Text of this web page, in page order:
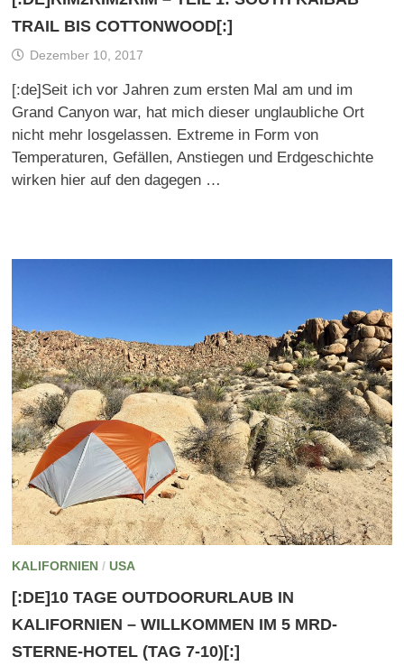
TRAIL BIS COTTONWOOD[:]
Dezember 10, 2017
[:de]Seit ich vor Jahren zum ersten Mal am und im
Grand Canyon war, hat mich dieser unglaubliche Ort
nicht mehr losgelassen. Extreme in Form von
Temperaturen, Gefällen, Anstiegen und Erdgeschichte
wirken hier auf den dagegen …
KALIFORNIEN/ USA
[:DE]10 TAGE OUTDOORURLAUB IN
KALIFORNIEN – WILLKOMMEN IM 5 MRD-
STERNE-HOTEL (TAG 7-10)[:]